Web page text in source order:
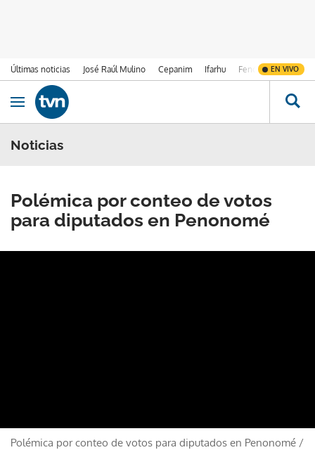
Últimas noticias José Raúl Mulino Cepanim Ifarhu Fenómeno de El
EN VIVO
Ir al contenido
Obrir navegació
Noticias
Polémica por conteo de votos
para diputados en Penonomé
Polémica por conteo de votos para diputados en Penonomé /